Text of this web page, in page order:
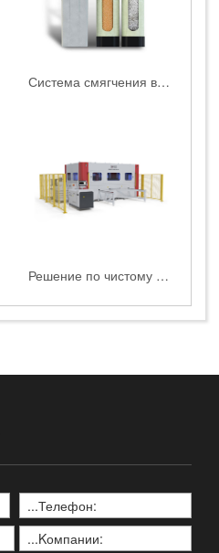
Система смягчения воды
Решение по чистому водяному резанию полиуретановых поролонов и пены с использованием HEAD WATERJET